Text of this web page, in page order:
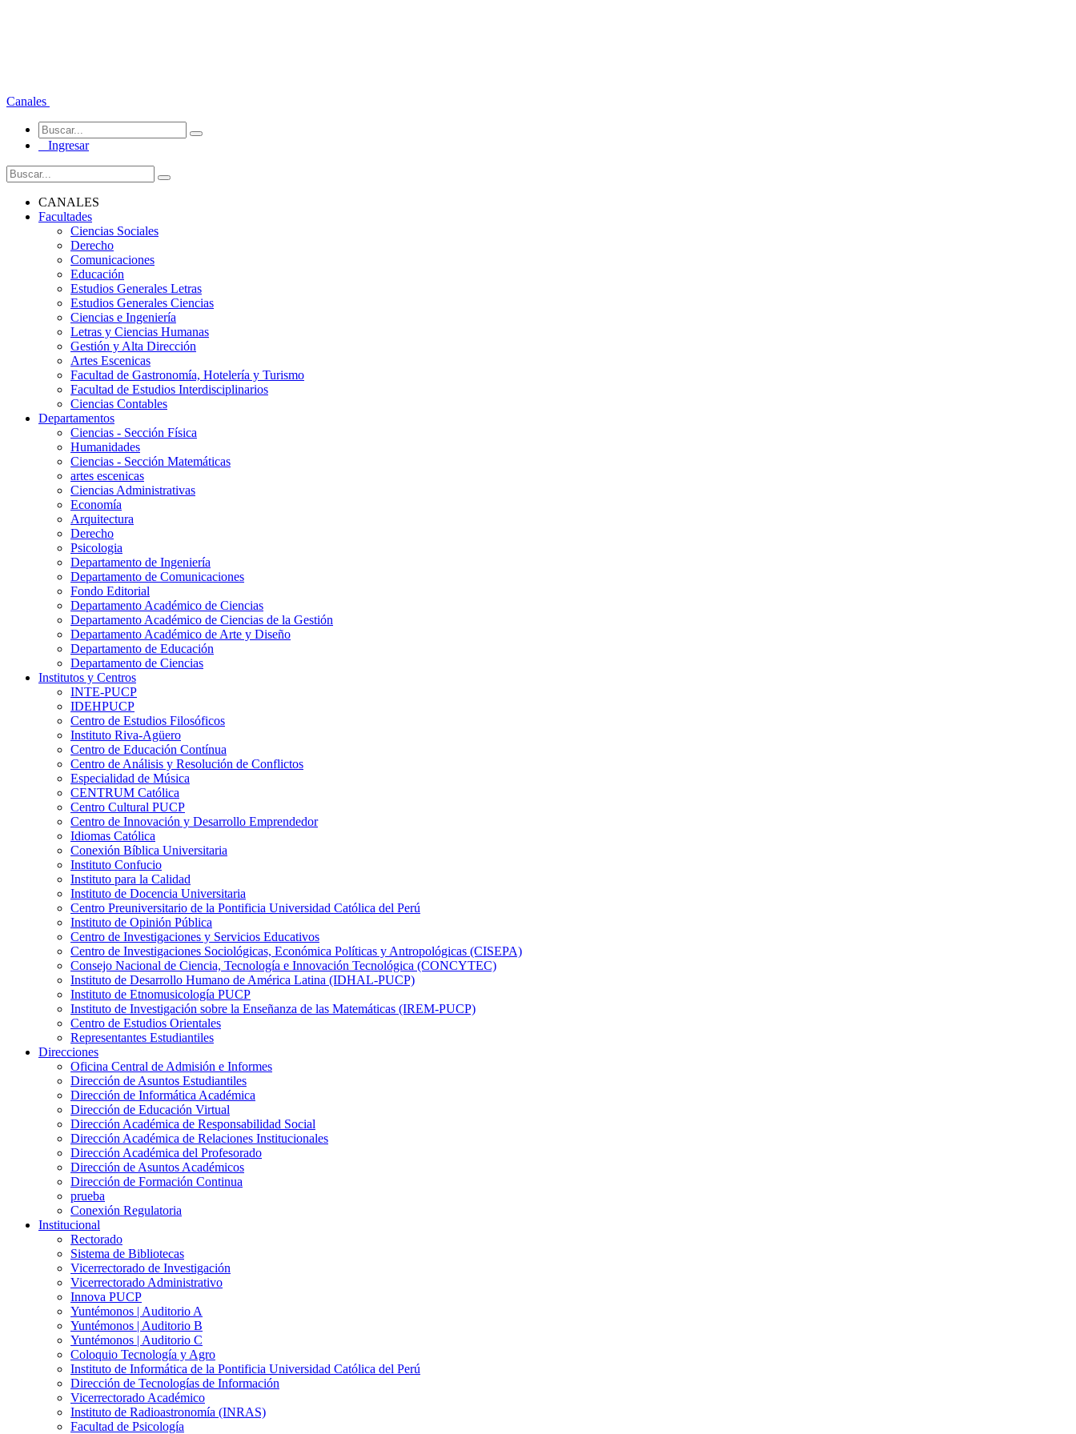
Canales
Ingresar
CANALES
Facultades
Ciencias Sociales
Derecho
Comunicaciones
Educación
Estudios Generales Letras
Estudios Generales Ciencias
Ciencias e Ingeniería
Letras y Ciencias Humanas
Gestión y Alta Dirección
Artes Escenicas
Facultad de Gastronomía, Hotelería y Turismo
Facultad de Estudios Interdisciplinarios
Ciencias Contables
Departamentos
Ciencias - Sección Física
Humanidades
Ciencias - Sección Matemáticas
artes escenicas
Ciencias Administrativas
Economía
Arquitectura
Derecho
Psicologia
Departamento de Ingeniería
Departamento de Comunicaciones
Fondo Editorial
Departamento Académico de Ciencias
Departamento Académico de Ciencias de la Gestión
Departamento Académico de Arte y Diseño
Departamento de Educación
Departamento de Ciencias
Institutos y Centros
INTE-PUCP
IDEHPUCP
Centro de Estudios Filosóficos
Instituto Riva-Agüero
Centro de Educación Contínua
Centro de Análisis y Resolución de Conflictos
Especialidad de Música
CENTRUM Católica
Centro Cultural PUCP
Centro de Innovación y Desarrollo Emprendedor
Idiomas Católica
Conexión Bíblica Universitaria
Instituto Confucio
Instituto para la Calidad
Instituto de Docencia Universitaria
Centro Preuniversitario de la Pontificia Universidad Católica del Perú
Instituto de Opinión Pública
Centro de Investigaciones y Servicios Educativos
Centro de Investigaciones Sociológicas, Económica Políticas y Antropológicas (CISEPA)
Consejo Nacional de Ciencia, Tecnología e Innovación Tecnológica (CONCYTEC)
Instituto de Desarrollo Humano de América Latina (IDHAL-PUCP)
Instituto de Etnomusicología PUCP
Instituto de Investigación sobre la Enseñanza de las Matemáticas (IREM-PUCP)
Centro de Estudios Orientales
Representantes Estudiantiles
Direcciones
Oficina Central de Admisión e Informes
Dirección de Asuntos Estudiantiles
Dirección de Informática Académica
Dirección de Educación Virtual
Dirección Académica de Responsabilidad Social
Dirección Académica de Relaciones Institucionales
Dirección Académica del Profesorado
Dirección de Asuntos Académicos
Dirección de Formación Continua
prueba
Conexión Regulatoria
Institucional
Rectorado
Sistema de Bibliotecas
Vicerrectorado de Investigación
Vicerrectorado Administrativo
Innova PUCP
Yuntémonos | Auditorio A
Yuntémonos | Auditorio B
Yuntémonos | Auditorio C
Coloquio Tecnología y Agro
Instituto de Informática de la Pontificia Universidad Católica del Perú
Dirección de Tecnologías de Información
Vicerrectorado Académico
Instituto de Radioastronomía (INRAS)
Facultad de Psicología